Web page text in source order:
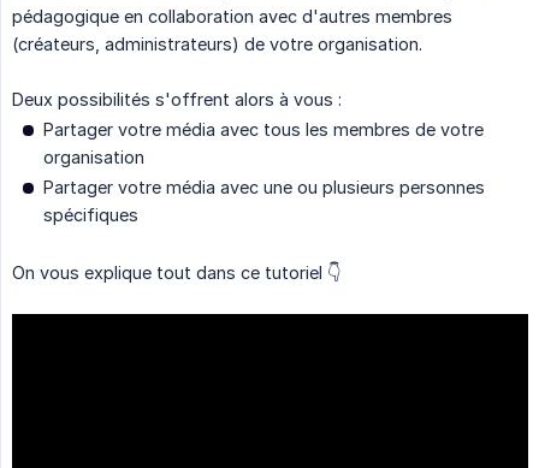
pédagogique en collaboration avec d'autres membres
(créateurs, administrateurs) de votre organisation.
Deux possibilités s'offrent alors à vous :
Partager votre média avec tous les membres de votre
organisation
Partager votre média avec une ou plusieurs personnes
spécifiques
On vous explique tout dans ce tutoriel 👇